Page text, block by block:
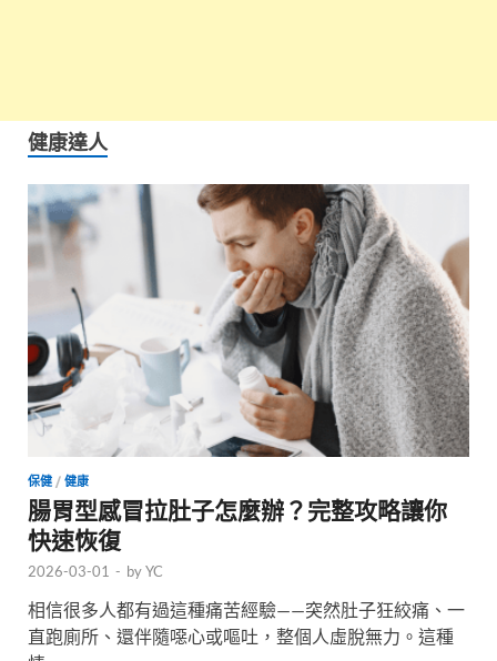
健康達人
保健 / 健康
腸胃型感冒拉肚子怎麼辦？完整攻略讓你
快速恢復
2026-03-01 - byYC
相信很多人都有過這種痛苦經驗——突然肚子狂絞痛、一
直跑廁所、還伴隨噁心或嘔吐，整個人虛脫無力。這種